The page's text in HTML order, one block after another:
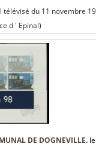
télévisé du 11 novembre
d ' Epinal)
DE DOGNEVILLE.